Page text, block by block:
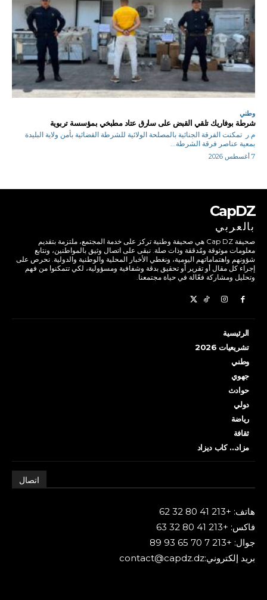
وطني
شرطة بوفاريك تلقي القبض على سارق عتاد مطبخي بمؤسسة تربوية
م.ر تمكنت الفرقة الجنائية بالمصلحة الولائية للشرطة القضائية بأمن ولاية البليدة
بمعية عناصر فرقة الشرطة...
7 أغسطس 2026
CapDZ
بالعربي
صحيفة Cap DZ هي صحيفة وطنية تركز على خدمة المجتمع، ملتزمة بتقديم
معلومات موثوقة ومُدققة وذات صلة. نبقى على اتصال وثيق بالمواطنين، ونتابع
شؤونهم واهتماماتهم اليومية، ونغطي الأخبار المحلية والوطنية والدولية. نحرص على
إجراء كل مقال أو تقرير أو تحقيق بدقة وشفافية ومسؤولية، لكي تتمكنوا من فهم
وتحليل ومشاركة فعّالة في حياة مجتمعنا.
الرئيسية
تشريعيات 2026
وطني
جهوي
حوادث
دولي
رياضة
ثقافة
مزاد… كاب ديزاد
اتصال
هاتف: +213 41 80 32 62
فاكس: +213 41 80 32 63
جوال: +213 7 70 65 93 89
بريد إلكتروني:contact@capdz.dz